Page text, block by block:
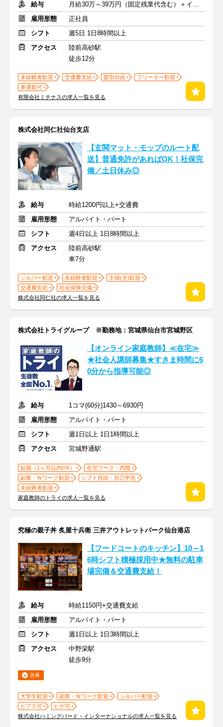
給与
月給30万～39万円（固定残業代含む）＋インセンティブ+交通費
雇用形態
正社員
シフト
週5日 1日8時間以上
アクセス
陸前高砂駅
徒歩12分
未経験者歓迎 交通費支給 髪型自由
フリーター歓迎
車通勤可
有限会社ミチナスの求人一覧を見る
株式会社同仁社仙台支店
【玄関マット・モップのルート配
送】普通免許があればOK！社保完
備／土日休み◎
給与
時給1200円以上+交通費
雇用形態
アルバイト・パート
シフト
週4日以上 1日8時間以上
アクセス
陸前高砂駅
車7分
シルバー歓迎 未経験者歓迎
主婦(夫)歓迎
交通費支給
社会保険完備
株式会社同仁社の求人一覧を見る
株式会社トライグループ ※勤務地：宮城県仙台市宮城野区
【オンライン家庭教師】≪在宅≫
★社会人講師募集★すきま時間に6
0分から指導可能◎
給与
1コマ(60分)1430～6930円
雇用形態
アルバイト・パート
シフト
週1日以上 1日1時間以上
アクセス
宮城野通駅
短期（1ヶ月以内OK）
在宅ワーク・内職
副業・Ｗワーク歓迎
シフト自由・自己申告
未経験者歓迎
家庭教師のトライの求人一覧を見る
究極の親子丼 炙屋十兵衛 三井アウトレットパーク仙台港店
【フードコートのキッチン】10～1
6時シフト積極採用中★無料の駐車
場完備＆交通費支給！
給与
時給1150円+交通費支給
雇用形態
アルバイト・パート
シフト
週1日以上 1日3時間以上
アクセス
中野栄駅
徒歩9分
急募
大学生歓迎 副業・Ｗワーク歓迎
シルバー歓迎
ピアス可
ヒゲ可
株式会社ハミングバード・インターナショナルの求人一覧を見る